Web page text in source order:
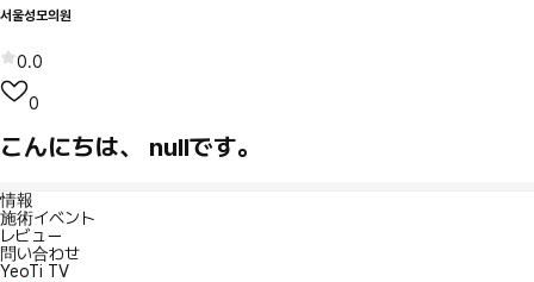
서울성모의원
0.0
0
こんにちは、 nullです。
情報
施術イベント
レビュー
問い合わせ
YeoTi TV